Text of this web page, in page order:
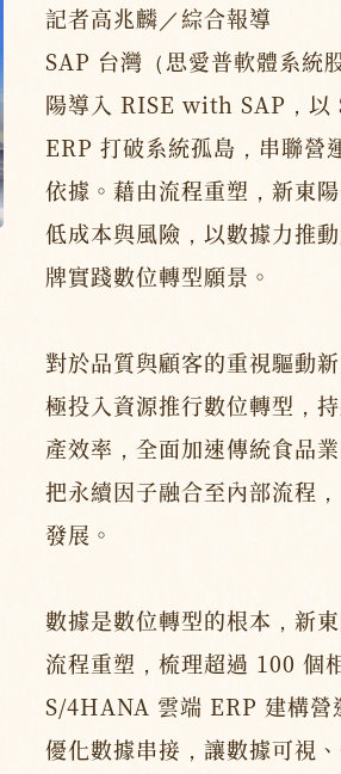
記者高兆麟／綜合報導
SAP 台灣（思愛普軟體系統
陽導入 RISE with SAP，以
ERP 打破系統孤島，串聯營
依據。藉由流程重塑，新東
低成本與風險，以數據力推
牌實踐數位轉型願景。
對於品質與顧客的重視驅動
極投入資源推行數位轉型，
產效率，全面加速傳統食品
把永續因子融合至內部流程
發展。
數據是數位轉型的根本，新
流程重塑，梳理超過 100 個
S/4HANA 雲端 ERP 建構營
優化數據串接，讓數據可視